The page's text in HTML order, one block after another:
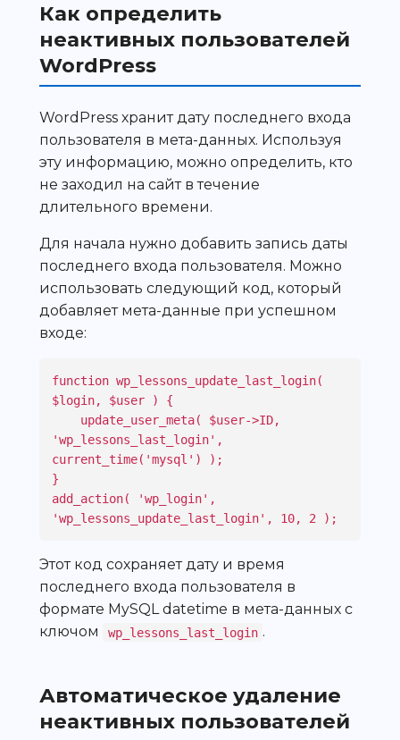
Как определить
неактивных пользователей
WordPress
WordPress хранит дату последнего входа
пользователя в мета-данных. Используя
эту информацию, можно определить, кто
не заходил на сайт в течение
длительного времени.
Для начала нужно добавить запись даты
последнего входа пользователя. Можно
использовать следующий код, который
добавляет мета-данные при успешном
входе:
function wp_lessons_update_last_login(
$login, $user ) {
'wp_lessons_last_login',
current_time('mysql') );
}
add_action( 'wp_login',
'wp_lessons_update_last_login', 10, 2 );
Этот код сохраняет дату и время
последнего входа пользователя в
формате MySQL datetime в мета-данных с
ключом
wp_lessons_last_login .
Автоматическое удаление
неактивных пользователей